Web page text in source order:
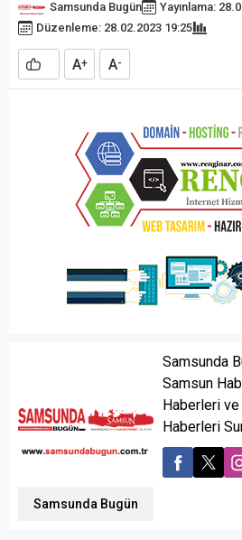
Samsunda Bugün
Yayınlama:
Düzenleme: 28.02.2023 19:25
A+ A-
Samsunda Bugün
Samsunda
Samsun
Haberleri
Haberleri